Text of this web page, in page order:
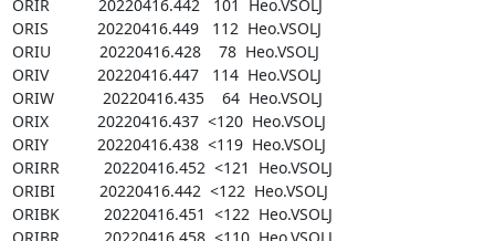
ORIR           20220416.442   101  Heo.VSOLJ
ORIS           20220416.449   112  Heo.VSOLJ
ORIU           20220416.428    78  Heo.VSOLJ
ORIV           20220416.447   114  Heo.VSOLJ
ORIW           20220416.435    64  Heo.VSOLJ
ORIX           20220416.437  <120  Heo.VSOLJ
ORIY           20220416.438  <119  Heo.VSOLJ
ORIRR          20220416.452  <121  Heo.VSOLJ
ORIBI          20220416.442  <122  Heo.VSOLJ
ORIBK          20220416.451  <122  Heo.VSOLJ
ORIBR          20220416.458  <110  Heo.VSOLJ